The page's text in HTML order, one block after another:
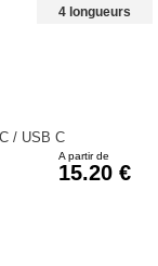
4 longueurs
/ USB C
A partir de
15.20